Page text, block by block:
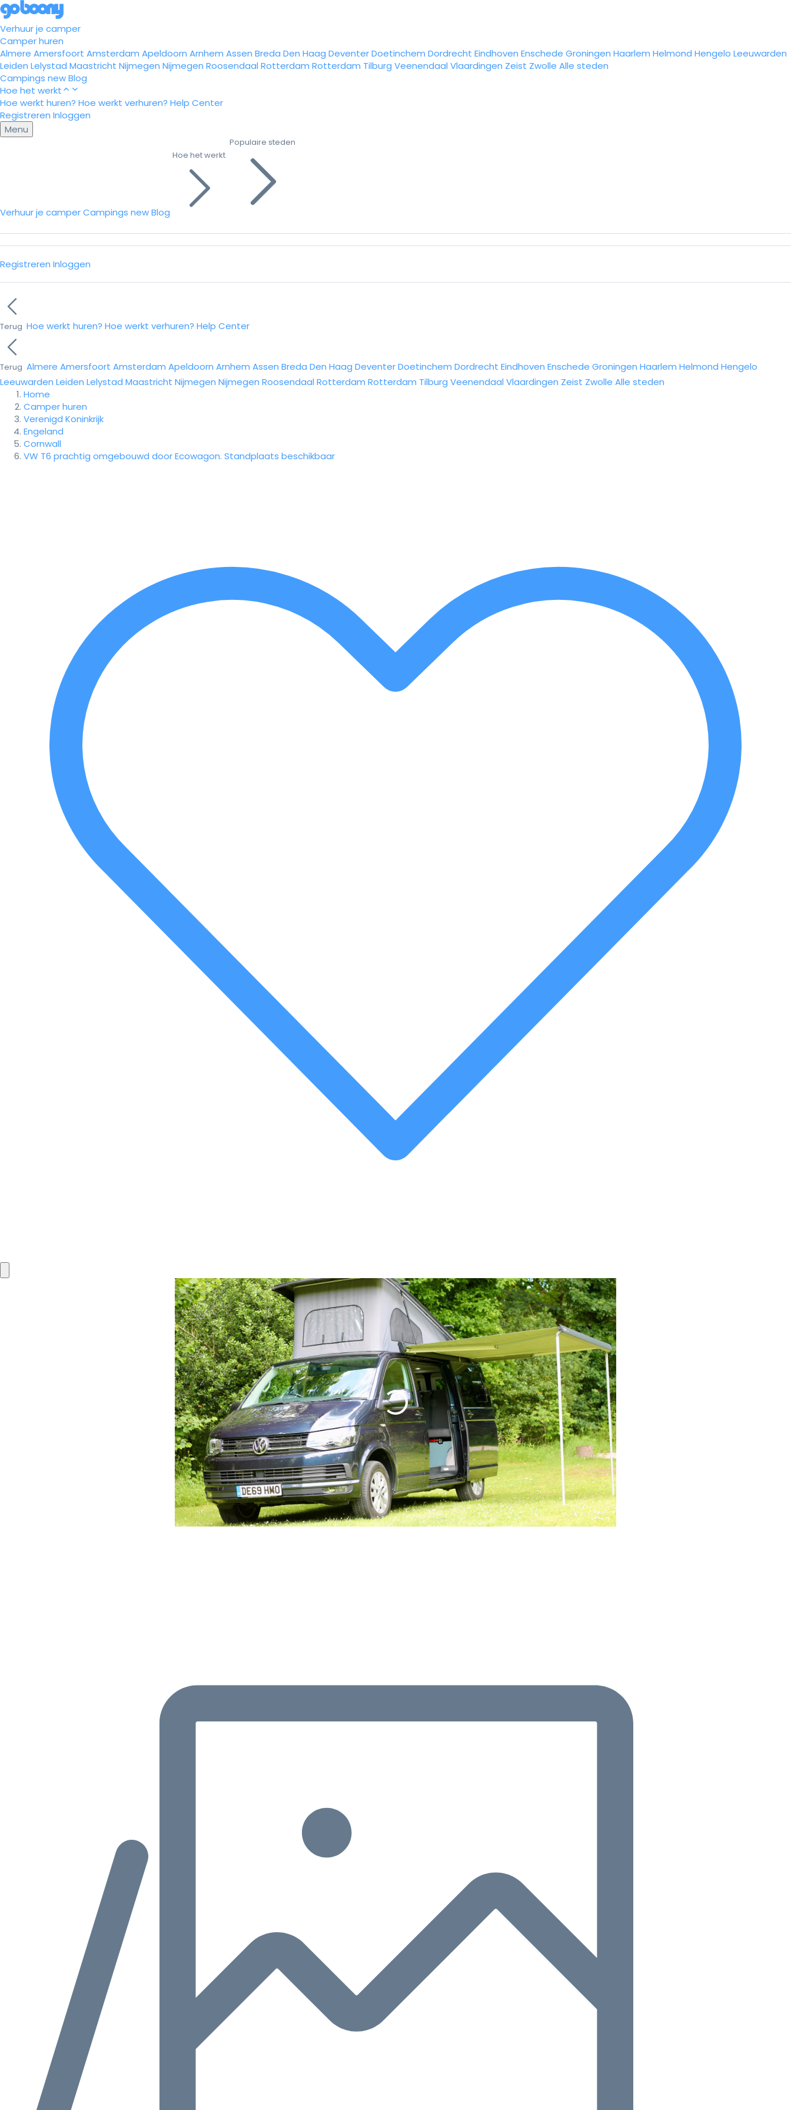
Verhuur je camper
Camper huren
Almere Amersfoort Amsterdam Apeldoorn Arnhem Assen Breda Den Haag DeventerDoetinchem Dordrecht Eindhoven Enschede Groningen Haarlem Helmond Hengelo Leeuwarden
Leiden Lelystad Maastricht Nijmegen Nijmegen Roosendaal Rotterdam Rotterdam Tilburg Veenendaal Vlaardingen Zeist Zwolle Alle steden
Campings newBlog
Hoe het werkt
Hoe werkt huren? Hoe werkt verhuren? Help Center
Registreren Inloggen
Menu
Verhuur je camperCampings newBlog
Hoe het werkt
Populaire steden
Registreren Inloggen
Terug Hoe werkt huren? Hoe werkt verhuren? Help Center
Terug Almere Amersfoort Amsterdam Apeldoorn Arnhem Assen Breda Den Haag DeventerDoetinchem Dordrecht Eindhoven Enschede Groningen Haarlem Helmond Hengelo
Leeuwarden Leiden Lelystad Maastricht Nijmegen Nijmegen Roosendaal Rotterdam Rotterdam Tilburg Veenendaal Vlaardingen Zeist Zwolle Alle steden
Home
Camper huren
Verenigd Koninkrijk
Engeland
Cornwall
VW T6 prachtig omgebouwd door Ecowagon. Standplaats beschikbaar